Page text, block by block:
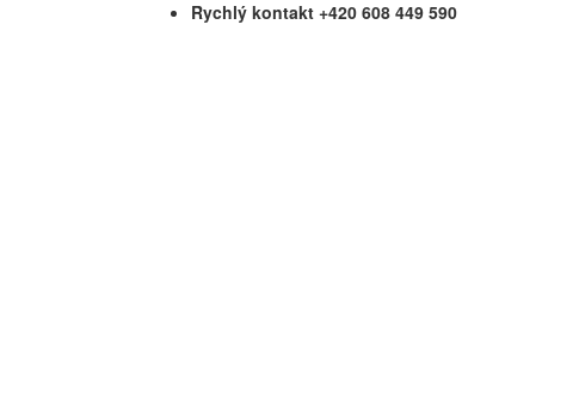
Rychlý kontakt +420 608 449 590